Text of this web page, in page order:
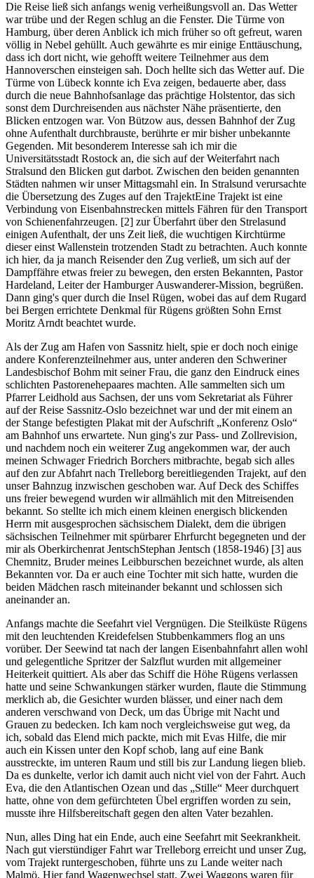
Die Reise ließ sich anfangs wenig verheißungsvoll an. Das Wetter
war trübe und der Regen schlug an die Fenster. Die Türme von
Hamburg, über deren Anblick ich mich früher so oft gefreut, waren
völlig in Nebel gehüllt. Auch gewährte es mir einige Enttäuschung,
dass ich dort nicht, wie gehofft weitere Teilnehmer aus dem
Hannoverschen einsteigen sah. Doch hellte sich das Wetter auf. Die
Türme von Lübeck konnte ich Eva zeigen, bedauerte aber, dass
durch die neue Bahnhofsanlage das prächtige Holstentor, das sich
sonst dem Durchreisenden aus nächster Nähe präsentierte, den
Blicken entzogen war. Von Bützow aus, dessen Bahnhof der Zug
ohne Aufenthalt durchbrauste, berührte er mir bisher unbekannte
Gegenden. Mit besonderem Interesse sah ich mir die
Universitätsstadt Rostock an, die sich auf der Weiterfahrt nach
Stralsund den Blicken gut darbot. Zwischen den beiden genannten
Städten nahmen wir unser Mittagsmahl ein. In Stralsund verursachte
die Übersetzung des Zuges auf den TrajektEine Trajekt ist eine
Verbindung von Eisenbahnstrecken mittels Fähren für den Transport
von Schienenfahrzeugen. [2] zur Überfahrt über den Strelasund
einigen Aufenthalt, der uns Zeit ließ, die wuchtigen Kirchtürme
dieser einst Wallenstein trotzenden Stadt zu betrachten. Auch konnte
ich hier, da ja manch Reisender den Zug verließ, um sich auf der
Dampffähre etwas freier zu bewegen, den ersten Bekannten, Pastor
Hardeland, Leiter der Hamburger Auswanderer-Mission, begrüßen.
Dann ging's quer durch die Insel Rügen, wobei das auf dem Rugard
bei Bergen errichtete Denkmal für Rügens größten Sohn Ernst
Moritz Arndt beachtet wurde.
Als der Zug am Hafen von Sassnitz hielt, spie er doch noch einige
andere Konferenzteilnehmer aus, unter anderen den Schweriner
Landesbischof Bohm mit seiner Frau, die ganz den Eindruck eines
schlichten Pastorenehepaares machten. Alle sammelten sich um
Pfarrer Leidhold aus Sachsen, der uns vom Sekretariat als Führer
auf der Reise Sassnitz-Oslo bezeichnet war und der mit einem an
der Stange befestigten Plakat mit der Aufschrift
Konferenz Oslo
am Bahnhof uns erwartete. Nun ging's zur Pass- und Zollrevision,
und nachdem noch ein weiterer Zug angekommen war, der auch
meinen Schwager Friedrich Borchers mitbrachte, begab sich alles
auf den zur Abfahrt nach Trelleborg bereitliegenden Trajekt, auf den
unser Bahnzug inzwischen geschoben war. Auf Deck des Schiffes
uns freier bewegend wurden wir allmählich mit den Mitreisenden
bekannt. So stellte ich mich einem kleinen energisch blickenden
Herrn mit ausgesprochen sächsischem Dialekt, dem die übrigen
sächsischen Teilnehmer mit spürbarer Ehrfurcht begegneten und der
mir als Oberkirchenrat JentschStephan Jentsch (1858-1946) [3] aus
Chemnitz, Bruder meines Leibburschen bezeichnet wurde, als alten
Bekannten vor. Da er auch eine Tochter mit sich hatte, wurden die
beiden Mädchen rasch miteinander bekannt und schlossen sich
aneinander an.
Anfangs machte die Seefahrt viel Vergnügen. Die Steilküste Rügens
mit den leuchtenden Kreidefelsen Stubbenkammers flog an uns
vorüber. Der Seewind tat nach der langen Eisenbahnfahrt allen wohl
und gelegentliche Spritzer der Salzflut wurden mit allgemeiner
Heiterkeit quittiert. Als aber das Schiff die Höhe Rügens verlassen
hatte und seine Schwankungen stärker wurden, flaute die Stimmung
merklich ab, die Gesichter wurden blässer, und einer nach dem
anderen verschwand von Deck, um das Übrige mit Nacht und
Grauen zu bedecken. Ich kam noch vergleichsweise gut weg, da
ich, sobald das Elend mich packte, mich mit Evas Hilfe, die mir
auch ein Kissen unter den Kopf schob, lang auf eine Bank
ausstreckte, im unteren Raum und still bis zur Landung liegen blieb.
Da es dunkelte, verlor ich damit auch nicht viel von der Fahrt. Auch
Eva, die den Atlantischen Ozean und das
Stille
Meer durchquert
hatte, ohne von dem gefürchteten Übel ergriffen worden zu sein,
musste ihre Hilfsbereitschaft gegen den alten Vater bezahlen.
Nun, alles Ding hat ein Ende, auch eine Seefahrt mit Seekrankheit.
Nach gut vierstündiger Fahrt war Trelleborg erreicht und unser Zug,
vom Trajekt runtergeschoben, führte uns zu Lande weiter nach
Malmö. Hier fand Wagenwechsel statt. Zwei Waggons waren für